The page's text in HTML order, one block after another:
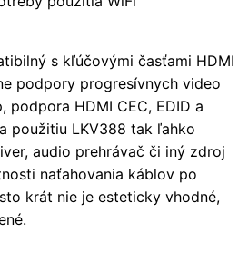
s kľúčovými časťami HDMI
podpory progresívnych video
podpora HDMI CEC, EDID a
použitiu LKV388 tak ľahko
audio prehrávač či iný zdroj
naťahovania káblov po
krát nie je esteticky vhodné,